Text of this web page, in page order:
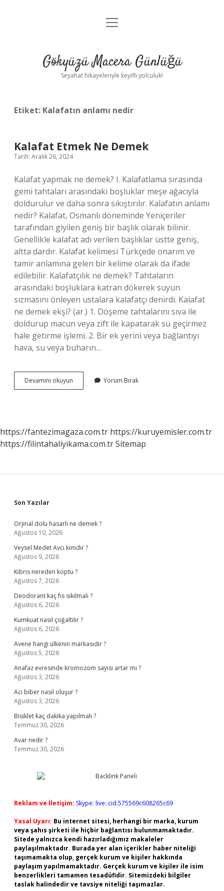
Anasayfa
Yasal Uyarı
menüyü
Gökyüzü Macera Günlüğü
Seyahat hikayeleriyle keyifli yolculuk!
Etiket: Kalafatın anlamı nedir
Kalafat Etmek Ne Demek
Tarih: Aralık 26, 2024
Kalafat yapmak ne demek? I. Kalafatlama sırasında
gemi tahtaları arasındaki boşluklar meşe ağacıyla
doldurulur ve daha sonra sıkıştırılır. Kalafatın anlamı
nedir? Kalafat, Osmanlı döneminde Yeniçeriler
tarafından giyilen geniş bir başlık olarak bilinir.
Genellikle kalafat adı verilen başlıklar üstte geniş,
altta dardır. Kalafat kelimesi Türkçede onarım ve
tamir anlamına gelen bir kelime olarak da ifade
edilebilir. Kalafatçılık ne demek? Tahtaların
arasındaki boşluklara katran dökerek suyun
sızmasını önleyen ustalara kalafatçı denirdi. Kalafat
ne demek ekşi? (ar.) 1. Döşeme tahtalarını sıva ile
doldurup macun veya zift ile kapatarak su geçirmez
hale getirme işlemi. 2. Bir ek yerini veya bağlantıyı
hava, su veya buharın…
Devamını okuyun
Etmek
Yorum Bırak
https://fantezimagaza.com.tr https://kuruyemisler.com.tr
https://filintahaliyikama.com.trSitemap
Sidebar
Son Yazılar
Orjinal dolu hasarlı ne demek ?
Ağustos 10, 2026
Veysel Medet Avcı kimdir ?
Ağustos 9, 2026
Kıbrıs nereden koptu ?
Ağustos 7, 2026
Deodorant kaç fıs sıkılmalı ?
Ağustos 6, 2026
Kumkuat nasıl çoğaltılır ?
Ağustos 6, 2026
Avene hangi ülkenin markasıdır ?
Ağustos 5, 2026
Anafaz evresinde kromozom sayısı artar mı ?
Ağustos 3, 2026
Acı biber nasıl oluşur ?
Ağustos 3, 2026
Bisiklet kaç dakika yapılmalı ?
Temmuz 30, 2026
Avar nedir ?
Temmuz 30, 2026
Reklam ve İletişim: Skype: live:.cid.575569c608265c69
Yasal Uyarı: Bu internet sitesi, herhangi bir marka, kurum
veya şahıs şirketi ile hiçbir bağlantısı bulunmamaktadır.
Sitede yalnızca kendi hazırladığımız makaleler
paylaşılmaktadır. Burada yer alan içerikler haber niteliği
taşımamakta olup, gerçek kurum ve kişiler hakkında
paylaşım yapılmamaktadır. Gerçek kurum ve kişiler ile isim
benzerlikleri tamamen tesadüfidir. Sitemizdeki bilgiler
taslak halindedir ve tavsiye niteliği taşımazlar.